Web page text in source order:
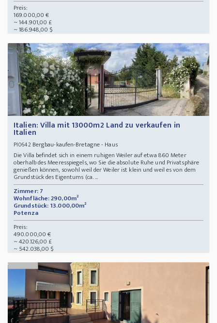
Preis:
169.000,00 €
~ 144.901,00 £
~ 186.948,00 $
Italien: Villa mit 13000m2 Land zu verkaufen in
Italien
PI0642Bergbau-kaufen-Bretagne - Haus
Die Villa befindet sich in einem ruhigen Weiler auf etwa 860 Meter
oberhalb des Meeresspiegels, wo Sie die absolute Ruhe und Privatsphäre
genießen können, sowohl weil der Weiler ist klein und weil es von dem
Grundstück des Eigentums (ca. ...
Zimmer: 7
Wohnfläche: 290,00m²
Grundstück: 13.000,00m²
Potenza
Preis:
490.000,00 €
~ 420.126,00 £
~ 542.038,00 $